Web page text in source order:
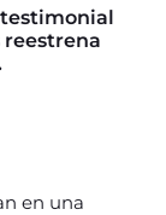
reestrena
en una